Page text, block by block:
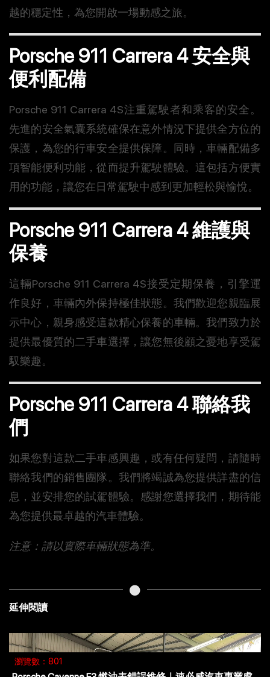
越的穩定性，為您開啟一場動感之旅。
Porsche 911 Carrera 4 安全與
便利配備
Porsche 911 Carrera 4S注重駕駛者和乘客的安全。
先進的安全氣囊系統確保在意外情況下提供全方位的
保護，為您的行車安全提供保障。同時，車輛配備多
項智能便利功能，從而提升駕駛體驗。這包括方便實
用的功能，讓您在日常駕駛中感到更加輕松與愉悅。
Porsche 911 Carrera 4 維護與
保養
這輛Porsche 911 Carrera 4S接受定期保養，引擎運
作良好，車輛內外保持極佳狀態。我們歡迎您親臨展
示中心，親身感受這款精心保養的車輛。我們致力於
提供最優質的二手車選擇，讓您無後顧之憂地享受駕
馭樂趣。
Porsche 911 Carrera 4 聯絡我
們
如果您對這款二手車感興趣，或有任何疑問，請隨時
聯絡我們的銷售團隊。我們將竭誠為您提供詳盡的信
息，並安排您的試駕體驗。感謝您選擇我們，期待能
為您提供最卓越的汽車體驗。
注意：請以實際車輛狀態為準。
延伸閱讀
瀏覽數：118